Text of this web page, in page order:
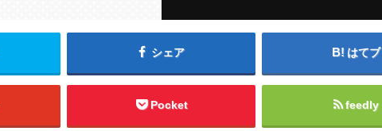
シェア はてブ
Pocket feedly